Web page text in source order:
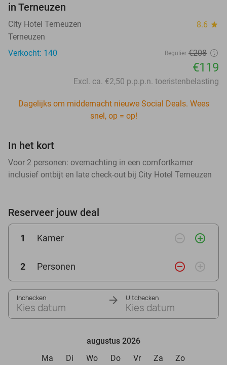
in Terneuzen
City Hotel Terneuzen 8.6 star
Terneuzen
Verkocht: 140
Regulier €208
€119
Excl. ca. €2,50 p.p.p.n. toeristenbelasting
Dagelijks om middernacht nieuwe Social Deals. Wees
snel, op = op!
In het kort
Voor 2 personen: overnachting in een comfortkamer
inclusief ontbijt en late check-out bij City Hotel Terneuzen
Reserveer jouw deal
1 Kamer remove_circle_outline add_circle_outline
2 Personen remove_circle_outline add_circle_outline
Inchecken
Kies datum
Uitchecken
Kies datum
augustus 2026
Ma
Di Wo Do Vr Za Zo